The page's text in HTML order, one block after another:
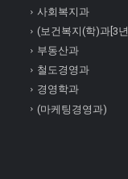
사회복지과
(보건복지(학)과[3
부동산과
철도경영과
경영학과
(마케팅경영과)